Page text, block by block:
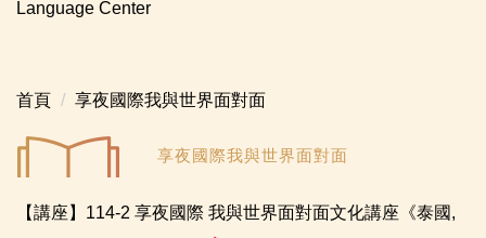
區
Language Center
首頁 享夜國際我與世界面對面
享夜國際我與世界面對面
【講座】114-2 享夜國際 我與世界面對面文化講座《泰國,